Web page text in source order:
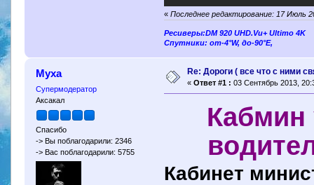
«Последнее редактирование: 17 Июль
Ресиверы:DM 920 UHD.Vu+ Ultimo 4K
Спутники: от-4°W, до-90°E,
Муха
Супермодератор
Аксакал
Спасибо
-> Вы поблагодарили: 2346
-> Вас поблагодарили: 5755
Re: Дороги ( все что с ними
« Ответ #1 : 03 Сентябрь 2013,
Кабмин
Кабинет